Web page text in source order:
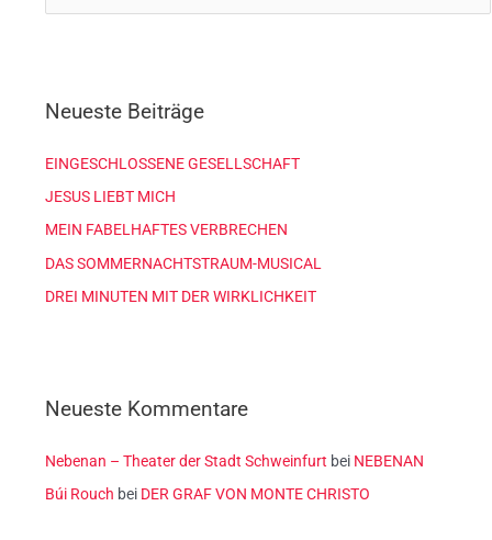
e
n
a
c
h
:
Neueste Beiträge
EINGESCHLOSSENE GESELLSCHAFT
JESUS LIEBT MICH
MEIN FABELHAFTES VERBRECHEN
DAS SOMMERNACHTSTRAUM-MUSICAL
DREI MINUTEN MIT DER WIRKLICHKEIT
Neueste Kommentare
Nebenan – Theater der Stadt Schweinfurt bei NEBENAN
Búi Rouch bei DER GRAF VON MONTE CHRISTO